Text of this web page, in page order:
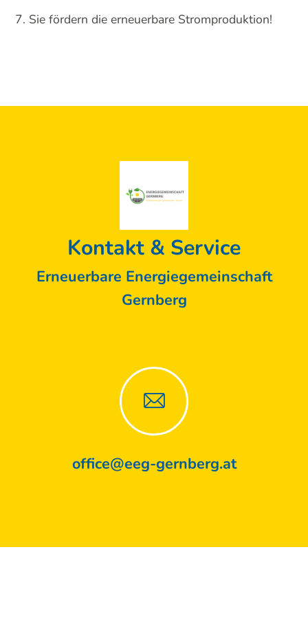
Sie fördern die erneuerbare Stromproduktion!
Kontakt & Service
Erneuerbare Energiegemeinschaft
Gernberg
office@eeg-gernberg.at